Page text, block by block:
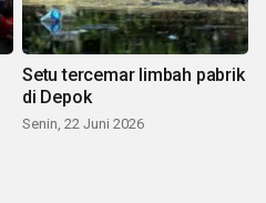
Setu tercemar limbah pabrik
di Depok
Senin, 22 Juni 2026